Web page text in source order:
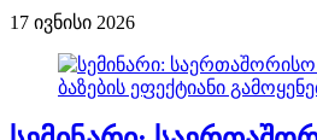
17 ივნისი 2026